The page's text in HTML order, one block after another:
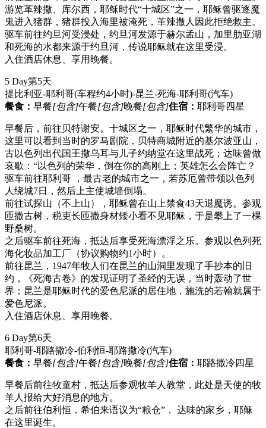
游览革辣撒、库尔西，耶稣时代“十城区”之一，耶稣曾驱逐魔
鬼进入猪群，猪群投入海里被淹死，革辣撒人因此拒绝救主。
驱车前往约旦河受浸处，约旦河发源于赫尔孟山，加里肋亚湖
和死海的水都来源于约旦河，传说耶稣就在这里受浸。
入住酒店休息、享用晚餐。
5 Day第5天
提比利亚-耶利哥(车程约4小时)-昆兰-死海-耶利哥(汽车)
餐食： 早餐[包含]午餐[包含]晚餐[包含]住宿： 耶利哥四星
早餐后，前往贝特谢安。十城区之一，耶稣时代繁华的城市，
这里可以看到当时的罗马剧院，贝特商城附近的基尔波亚山，
古以色列出代国王撒乌耳与儿子约纳堂在这里战死；达味曾做
哀歇：“以色列的荣华，倒在你的高刚上；英雄怎么会阵亡？
驱车前往耶利哥 ，最古老的城市之一，若苏厄曾带领以色列
人绕城7日，然后上主使城墙倒塌。
前往试探山（不上山），耶稣曾在山上禁食43天退魔诱。参观
匝撒古树，税吏长匝撒身材矮小看不见耶稣，于是攀上了一棵
野桑树。
之后驱车前往死海，抵达后享受死海漂浮之乐。参观以色列死
海化妆品加工厂（协议购物约1小时）。
前往昆兰，1947年牧人们在昆兰的山洞里发现了手抄本的旧
约，《死海古卷》的发现证明了圣经的无误，当时轰动了世
界；昆兰是耶稣时代的爱色尼派的居住地，施洗的若翰就属于
爱色尼派。
入住酒店休息、享用晚餐。
6 Day第6天
耶利哥-耶路撒冷-伯利恒-耶路撒冷(汽车)
餐食： 早餐[包含]午餐[包含]晚餐[包含]住宿： 耶路撒冷四星
早餐后前往牧童村，抵达后参观牧羊人教堂，此处是天使的牧
羊人报给大好消息的地方。
之后前往伯利恒，希伯来语议为“粮仓”， 达味的家乡，耶稣
在这里诞生。